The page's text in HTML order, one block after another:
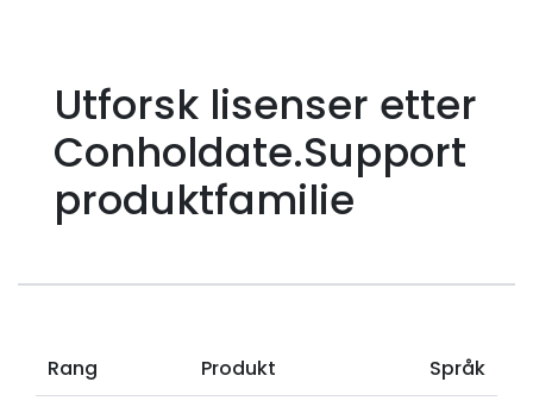
Utforsk lisenser etter
Conholdate.Support
produktfamilie
Rang Produkt Språk